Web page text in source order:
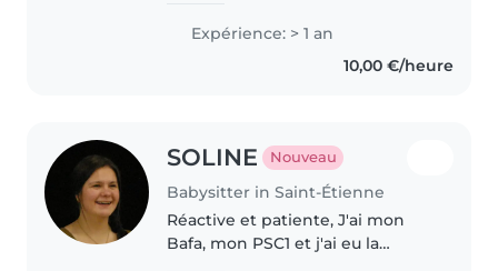
Expérience: > 1 an
10,00 €/heure
SOLINE Nouveau
Babysitter in Saint-Étienne
Réactive et patiente, J'ai mon
Bafa, mon PSC1 et j'ai eu la